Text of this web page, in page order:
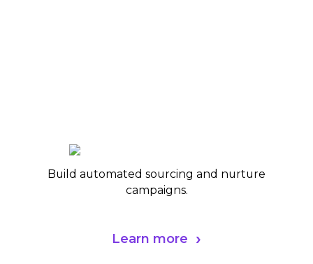
Build automated sourcing and nurture
campaigns.
Learn more